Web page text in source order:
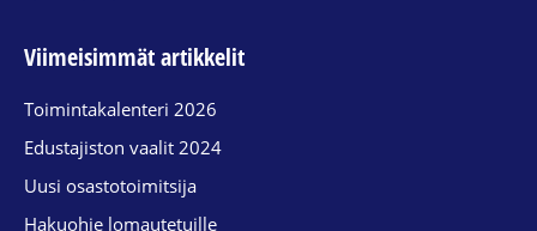
Viimeisimmät artikkelit
Toimintakalenteri 2026
Edustajiston vaalit 2024
Uusi osastotoimitsija
Hakuohje lomautetuille